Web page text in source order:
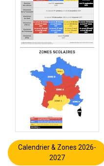
Calendrier & Zones 2026-
2027